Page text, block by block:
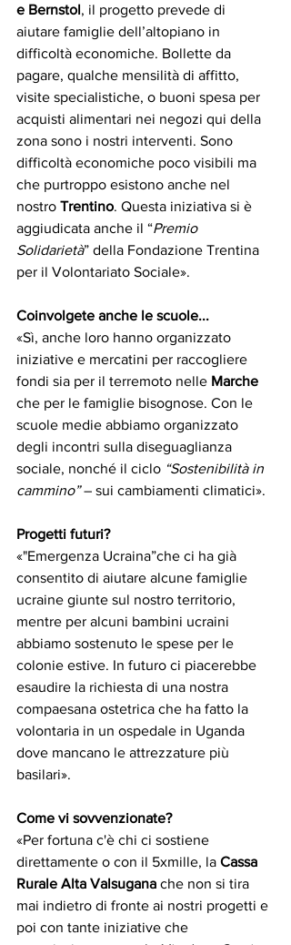
e Bernstol, il progetto prevede di
aiutare famiglie dell’altopiano in
difficoltà economiche. Bollette da
pagare, qualche mensilità di affitto,
visite specialistiche, o buoni spesa per
acquisti alimentari nei negozi qui della
zona sono i nostri interventi. Sono
difficoltà economiche poco visibili ma
che purtroppo esistono anche nel
nostro Trentino. Questa iniziativa si è
aggiudicata anche il “Premio
Solidarietà” della Fondazione Trentina
per il Volontariato Sociale».
Coinvolgete anche le scuole...
«Sì, anche loro hanno organizzato
iniziative e mercatini per raccogliere
fondi sia per il terremoto nelle Marche
che per le famiglie bisognose. Con le
scuole medie abbiamo organizzato
degli incontri sulla diseguaglianza
sociale, nonché il ciclo “Sostenibilità in
cammino” – sui cambiamenti climatici».
Progetti futuri?
«"Emergenza Ucraina”che ci ha già
consentito di aiutare alcune famiglie
ucraine giunte sul nostro territorio,
mentre per alcuni bambini ucraini
abbiamo sostenuto le spese per le
colonie estive. In futuro ci piacerebbe
esaudire la richiesta di una nostra
compaesana ostetrica che ha fatto la
volontaria in un ospedale in Uganda
dove mancano le attrezzature più
basilari».
Come vi sovvenzionate?
«Per fortuna c'è chi ci sostiene
direttamente o con il 5xmille, la Cassa
Rurale Alta Valsugana che non si tira
mai indietro di fronte ai nostri progetti e
poi con tante iniziative che